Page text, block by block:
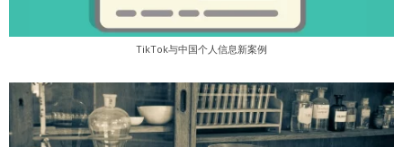
TikTok与中国个人信息新案例